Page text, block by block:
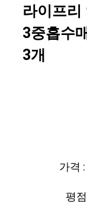
라이프리
3중흡수
3개
가격 :
평